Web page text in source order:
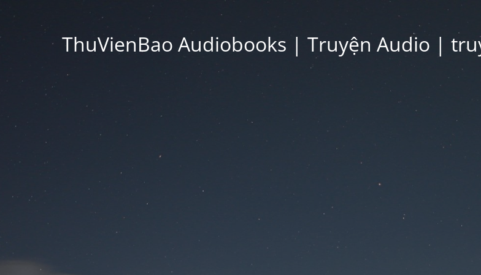
ThuVienBao Audiobooks | Truyện Audio |